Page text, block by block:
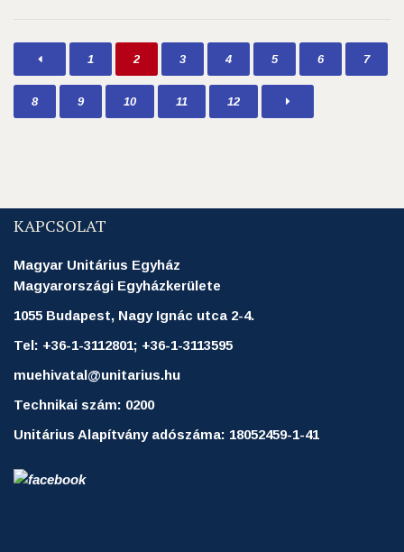
1 2 3 4 5 6 7
8 9 10 11 12
KAPCSOLAT
Magyar Unitárius Egyház
Magyarországi Egyházkerülete
1055 Budapest, Nagy Ignác utca 2-4.
Tel: +36-1-3112801; +36-1-3113595
muehivatal@unitarius.hu
Technikai szám: 0200
Unitárius Alapítvány adószáma: 18052459-1-41